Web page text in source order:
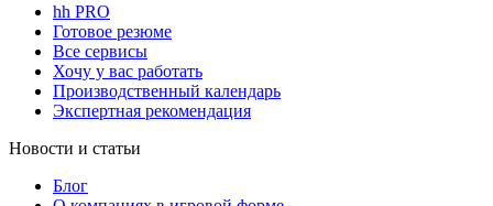
hh PRO
Готовое резюме
Все сервисы
Хочу у вас работать
Производственный календарь
Экспертная рекомендация
Новости и статьи
Блог